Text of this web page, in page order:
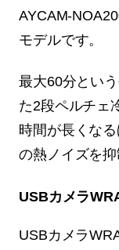
AYCAM-
モデルです。
最大60分とい
た2段ペルチェ
時間が長くな
の熱ノイズを抑
USBカメラ
USBカメラ